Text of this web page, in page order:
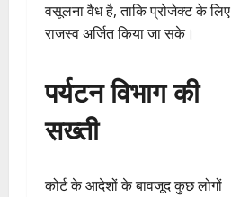
वसूलना वैध है, ताकि प्रोजेक्ट के लिए
राजस्व अर्जित किया जा सके।
पर्यटन विभाग की
सख्ती
कोर्ट के आदेशों के बावजूद कुछ लोगों